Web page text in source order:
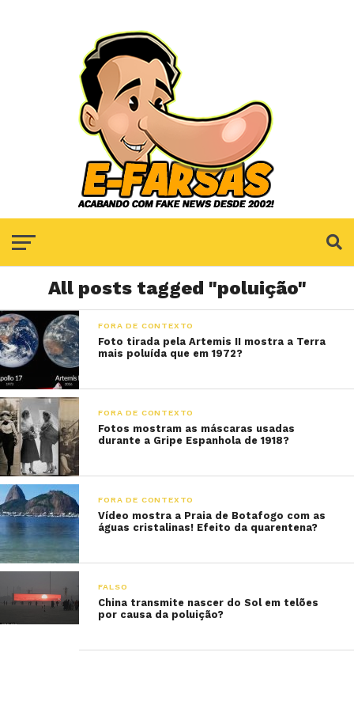
All posts tagged "poluição"
FORA DE CONTEXTO
Foto tirada pela Artemis II mostra a Terra
mais poluída que em 1972?
FORA DE CONTEXTO
Fotos mostram as máscaras usadas
durante a Gripe Espanhola de 1918?
FORA DE CONTEXTO
Vídeo mostra a Praia de Botafogo com as
águas cristalinas! Efeito da quarentena?
FALSO
China transmite nascer do Sol em telões
por causa da poluição?